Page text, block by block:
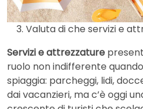
Valuta di che servizi e
Servizi e attrezzature
ruolo non indifferente
spiaggia: parcheggi, lidi,
dai vacanzieri, ma c’è oggi